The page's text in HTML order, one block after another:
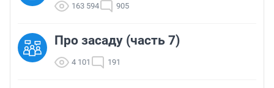
163 594 905
Про засаду (часть 7)
4 101 191